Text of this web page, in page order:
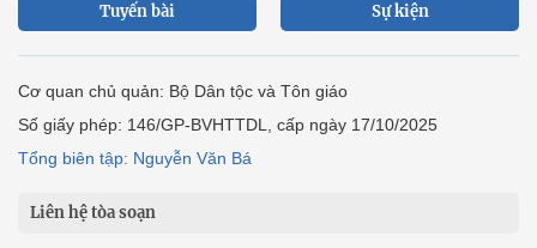
Tuyến bài Sự kiện
Cơ quan chủ quản: Bộ Dân tộc và Tôn giáo
Số giấy phép: 146/GP-BVHTTDL, cấp ngày 17/10/2025
Tổng biên tập: Nguyễn Văn Bá
Liên hệ tòa soạn